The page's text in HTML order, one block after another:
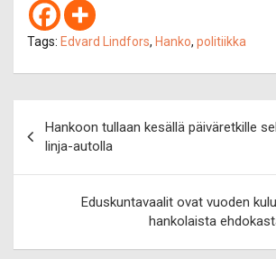
Tags: Edvard Lindfors, Hanko, politiikka
selaus
Hankoon tullaan kesällä päiväretkille
linja-autolla
Eduskuntavaalit ovat vuoden
hankolaista